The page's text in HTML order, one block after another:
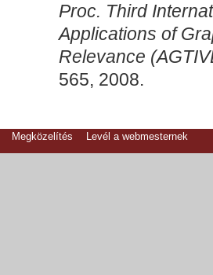
Proc. Third
Applications of
Relevance
565, 2008.
Megközelítés Levél a webmesternek